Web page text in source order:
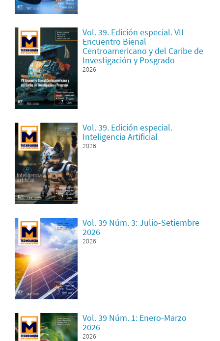
Vol. 39. Edición especial. VII
Encuentro Bienal
Centroamericano y del Caribe de
Investigación y Posgrado
2026
Vol. 39. Edición especial.
Inteligencia Artificial
2026
Vol. 39 Núm. 3: Julio-Setiembre
2026
2026
Vol. 39 Núm. 1: Enero-Marzo
2026
2026